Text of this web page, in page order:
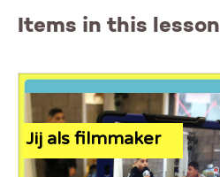
Items in this lesson
Jij als filmmaker